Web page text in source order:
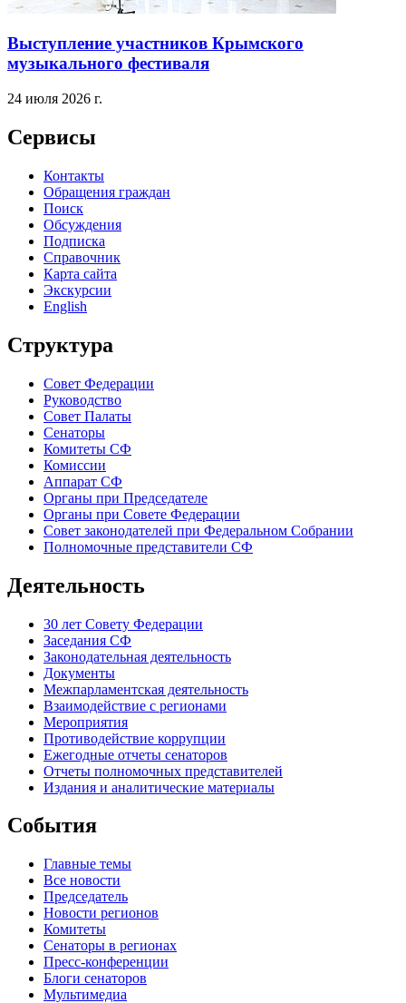
Выступление участников Крымского
музыкального фестиваля
24 июля 2026 г.
Сервисы
Контакты
Обращения граждан
Поиск
Обсуждения
Подписка
Справочник
Карта сайта
Экскурсии
English
Структура
Совет Федерации
Руководство
Совет Палаты
Сенаторы
Комитеты СФ
Комиссии
Аппарат СФ
Органы при Председателе
Органы при Совете Федерации
Совет законодателей при Федеральном Собрании
Полномочные представители СФ
Деятельность
30 лет Совету Федерации
Заседания СФ
Законодательная деятельность
Документы
Межпарламентская деятельность
Взаимодействие с регионами
Мероприятия
Противодействие коррупции
Ежегодные отчеты сенаторов
Отчеты полномочных представителей
Издания и аналитические материалы
События
Главные темы
Все новости
Председатель
Новости регионов
Комитеты
Сенаторы в регионах
Пресс-конференции
Блоги сенаторов
Мультимедиа